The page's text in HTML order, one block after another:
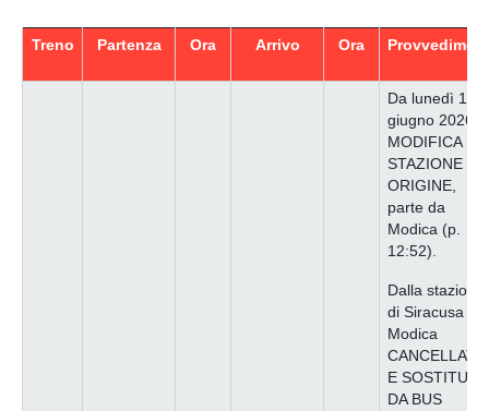
Treno Partenza Ora Arrivo Ora
Da lunedì 15
giugno 2026,
MODIFICA LA
STAZIONE DI
ORIGINE,
parte da
Modica (p.
12:52).
Dalla stazione
di Siracusa a
Modica
CANCELLATO
E
DA BUS